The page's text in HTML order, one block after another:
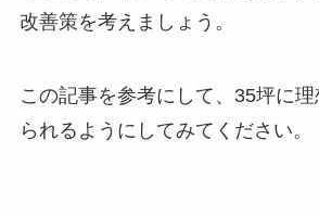
改善策を考えましょう。
この記事を参考にして、35坪に
られるようにしてみてください。